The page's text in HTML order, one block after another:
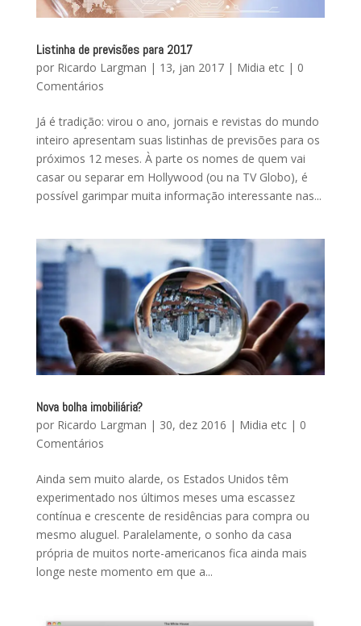
Listinha de previsões para 2017
por Ricardo Largman | 13, jan 2017| Midia etc| 0
Comentários
Já é tradição: virou o ano, jornais e revistas do mundo
inteiro apresentam suas listinhas de previsões para os
próximos 12 meses. À parte os nomes de quem vai
casar ou separar em Hollywood (ou na TV Globo), é
possível garimpar muita informação interessante nas...
Nova bolha imobiliária?
por Ricardo Largman | 30, dez 2016 | Midia etc| 0
Comentários
Ainda sem muito alarde, os Estados Unidos têm
experimentado nos últimos meses uma escassez
contínua e crescente de residências para compra ou
mesmo aluguel. Paralelamente, o sonho da casa
própria de muitos norte-americanos fica ainda mais
longe neste momento em que a...